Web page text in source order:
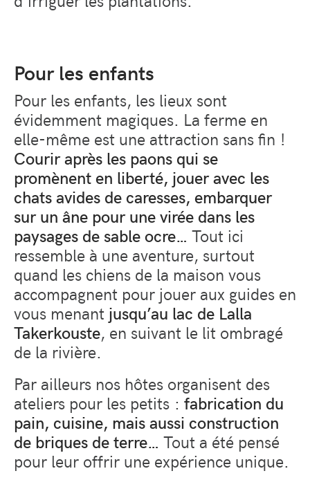
Pour les enfants
Pour les enfants, les lieux sont
évidemment magiques. La ferme en
elle-même est une attraction sans fin !
Courir après les paons qui se
promènent en liberté, jouer avec les
chats avides de caresses, embarquer
sur un âne pour une virée dans les
paysages de sable ocre… Tout ici
ressemble à une aventure, surtout
quand les chiens de la maison vous
accompagnent pour jouer aux guides en
vous menant jusqu’au lac de Lalla
Takerkouste, en suivant le lit ombragé
de la rivière.
Par ailleurs nos hôtes organisent des
ateliers pour les petits : fabrication du
pain, cuisine, mais aussi construction
de briques de terre… Tout a été pensé
pour leur offrir une expérience unique.